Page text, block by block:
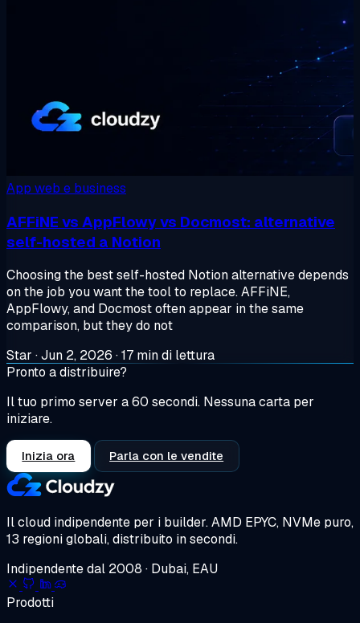
App web e business
AFFiNE vs AppFlowy vs Docmost: alternative
self-hosted a Notion
Choosing the best self-hosted Notion alternative depends
on the job you want the tool to replace. AFFiNE,
AppFlowy, and Docmost often appear in the same
comparison, but they do not
Star ·Jun 2, 2026 ·17 min di lettura
Pronto a distribuire?
Il tuo primo server a 60 secondi. Nessuna carta per
iniziare.
Inizia ora Parla con le vendite
Il cloud indipendente per i builder.AMD EPYC, NVMe puro,
13 regioni globali, distribuito in secondi.
Indipendente dal 2008 · Dubai, EAU
Prodotti